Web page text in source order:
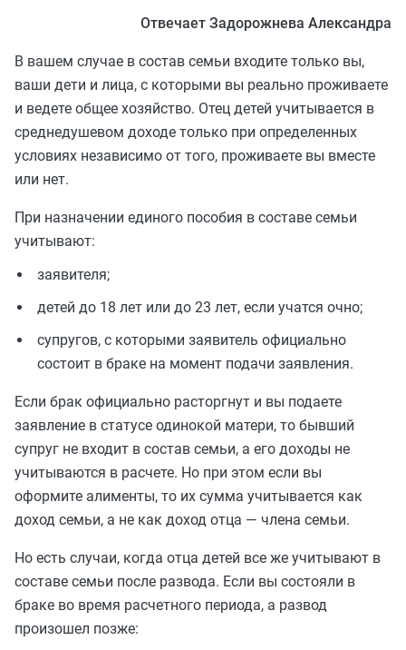
Отвечает Задорожнева Александра
В вашем случае в состав семьи входите только вы,
ваши дети и лица, с которыми вы реально проживаете
и ведете общее хозяйство. Отец детей учитывается в
среднедушевом доходе только при определенных
условиях независимо от того, проживаете вы вместе
или нет.
При назначении единого пособия в составе семьи
учитывают:
заявителя;
детей до 18 лет или до 23 лет, если учатся очно;
супругов, с которыми заявитель официально
состоит в браке на момент подачи заявления.
Если брак официально расторгнут и вы подаете
заявление в статусе одинокой матери, то бывший
супруг не входит в состав семьи, а его доходы не
учитываются в расчете. Но при этом если вы
оформите алименты, то их сумма учитывается как
доход семьи, а не как доход отца — члена семьи.
Но есть случаи, когда отца детей все же учитывают в
составе семьи после развода. Если вы состояли в
браке во время расчетного периода, а развод
произошел позже: